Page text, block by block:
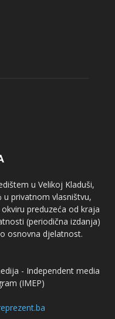
u Velikoj Kladuši,
u privatnom vlasništvu,
preduzeća od kraja
(periodična izdanja)
osnovna djelatnost.
- Independent media
(IMEP)